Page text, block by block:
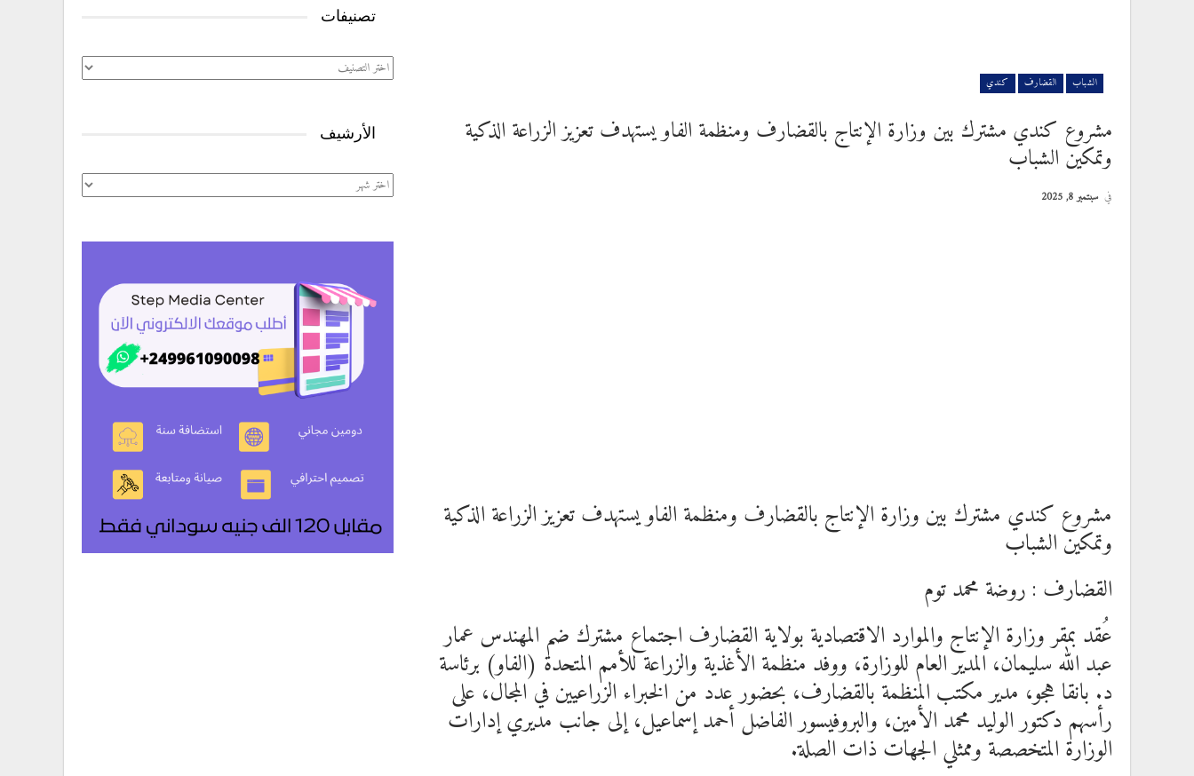
الشباب القضارف كندي
مشروع كندي مشترك بين وزارة الإنتاج بالقضارف ومنظمة الفاو يستهدف تعزيز الزراعة الذكية
وتمكين الشباب
في سبتمبر 8, 2025
مشروع كندي مشترك بين وزارة الإنتاج بالقضارف ومنظمة الفاو يستهدف تعزيز الزراعة الذكية
وتمكين الشباب
القضارف : روضة محمد توم
عُقد بمقر وزارة الإنتاج والموارد الاقتصادية بولاية القضارف اجتماع مشترك ضم المهندس عمار
عبد الله سليمان، المدير العام للوزارة، ووفد منظمة الأغذية والزراعة للأمم المتحدة (الفاو) برئاسة
د. بانقا هجو، مدير مكتب المنظمة بالقضارف، بحضور عدد من الخبراء الزراعيين في المجال، على
رأسهم دكتور الوليد محمد الأمين، والبروفيسور الفاضل أحمد إسماعيل، إلى جانب مديري إدارات
الوزارة المتخصصة وممثلي الجهات ذات الصلة.
تصنيفات
تصنيفات
الأرشيف
الأرشيف